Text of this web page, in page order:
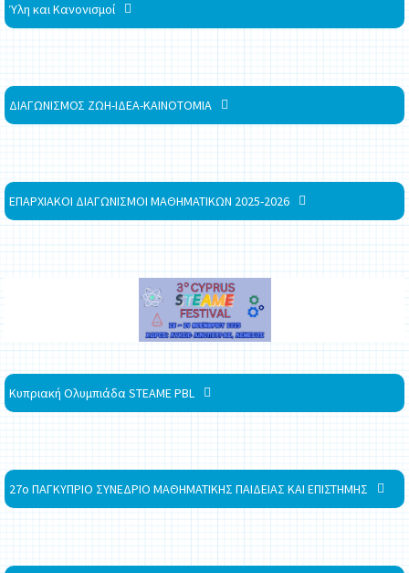
Ύλη και Κανονισμοί
ΔΙΑΓΩΝΙΣΜΟΣ ΖΩΗ-ΙΔΕΑ-ΚΑΙΝΟΤΟΜΙΑ
ΕΠΑΡΧΙΑΚΟΙ ΔΙΑΓΩΝΙΣΜΟΙ ΜΑΘΗΜΑΤΙΚΩΝ 2025-2026
Κυπριακή Ολυμπιάδα STEAME PBL
27ο ΠΑΓΚΥΠΡΙΟ ΣΥΝΕΔΡΙΟ ΜΑΘΗΜΑΤΙΚΗΣ ΠΑΙΔΕΙΑΣ ΚΑΙ ΕΠΙΣΤΗΜΗΣ